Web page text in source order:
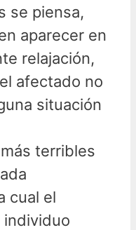
se piensa,
aparecer en
relajación,
afectado no
situación
terribles
cual el